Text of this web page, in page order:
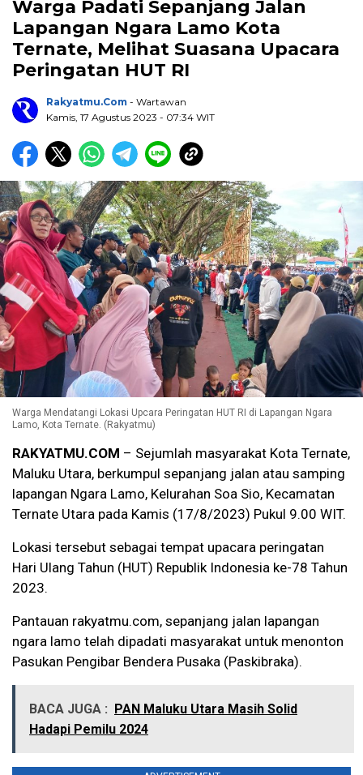
Warga Padati Sepanjang Jalan
Lapangan Ngara Lamo Kota
Ternate, Melihat Suasana Upacara
Peringatan HUT RI
Rakyatmu.com - Wartawan
Kamis, 17 Agustus 2023 - 07:34 WIT
Warga Mendatangi Lokasi Upcara Peringatan HUT RI di Lapangan Ngara
Lamo, Kota Ternate. (Rakyatmu)
RAKYATMU.COM – Sejumlah masyarakat Kota Ternate,
Maluku Utara, berkumpul sepanjang jalan atau samping
lapangan Ngara Lamo, Kelurahan Soa Sio, Kecamatan
Ternate Utara pada Kamis (17/8/2023) Pukul 9.00 WIT.
Lokasi tersebut sebagai tempat upacara peringatan
Hari Ulang Tahun (HUT) Republik Indonesia ke-78 Tahun
2023.
Pantauan rakyatmu.com, sepanjang jalan lapangan
ngara lamo telah dipadati masyarakat untuk menonton
Pasukan Pengibar Bendera Pusaka (Paskibraka).
BACA JUGA :
PAN Maluku Utara Masih Solid
Hadapi Pemilu 2024